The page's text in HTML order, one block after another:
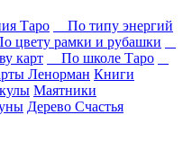
Таро
По типу энергий
цвету рамки и рубашки
карт
По школе Таро
Ленорман Книги
Маятники
Дерево Счастья